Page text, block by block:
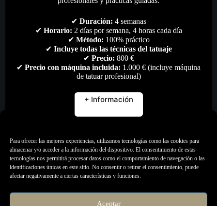
Para ofrecer las mejores experiencias, utilizamos tecnologías como las cookies para
almacenar y/o acceder a la información del dispositivo. El consentimiento de estas
tecnologías nos permitirá procesar datos como el comportamiento de navegación o las
identificaciones únicas en este sitio. No consentir o retirar el consentimiento, puede
afectar negativamente a ciertas características y funciones.
Aceptar
Cubre Clip-Cords Unistar (250ud)
16,00€
Higiene & desinfección,Todo
✔ Duración: 4 semanas
✔ Horario: 2 días por semana, 4 horas cada día
✔ Método: 100% práctico
✔ Incluye todas las técnicas del tatuaje
✔ Precio: 800 €
✔ Precio con máquina incluida: 1.000 € (incluye máquina
de tatuar profesional)
+ Información